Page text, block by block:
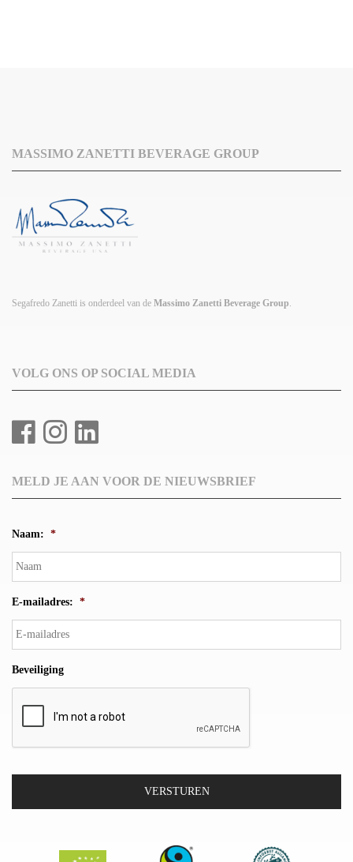
MASSIMO ZANETTI BEVERAGE GROUP
Segafredo Zanetti is onderdeel van de Massimo Zanetti Beverage Group.
VOLG ONS OP SOCIAL MEDIA
MELD JE AAN VOOR DE NIEUWSBRIEF
Naam: *
E-mailadres: *
Beveiliging